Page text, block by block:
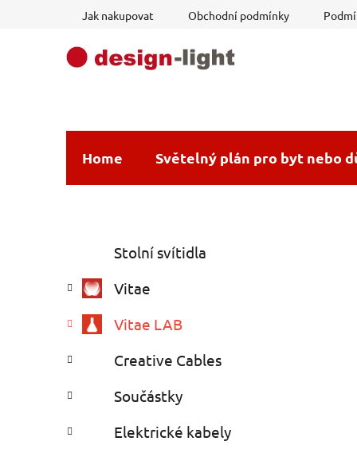
Jak nakupovat Obchodní podmínky
Home Světelný plán pro byt nebo
s
r
n
n
p
kategorie
e
o
i
Stolní svítidla
Vitae
Vitae LAB
Creative Cables
Součástky
Elektrické kabely